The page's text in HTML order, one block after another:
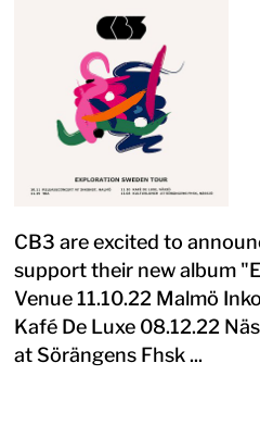
CB3 are excited to
support their new album
Venue 11.10.22 Malmö
Kafé De Luxe 08.12.22
at Sörängens Fhsk ...